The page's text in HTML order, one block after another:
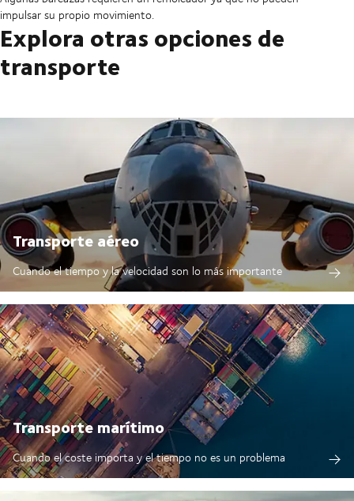
impulsar su propio movimiento.
Explora otras opciones de
transporte
Transporte aéreo
Cuando el tiempo y la velocidad son lo más importante
Transporte marítimo
Cuando el coste importa y el tiempo no es un problema